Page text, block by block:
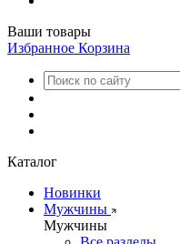
Ваши товары
Избранное Корзина
Каталог
Новинки
Мужчины
Мужчины